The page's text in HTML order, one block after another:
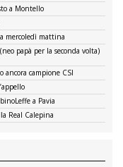
a Montello
mercoledì mattina
papà per la seconda volta)
ancora campione CSI
a Pavia
Real Calepina